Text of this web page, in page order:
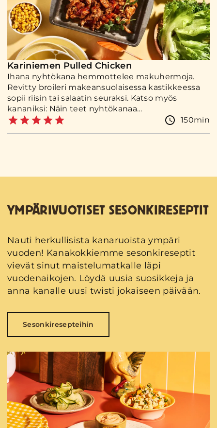
Kariniemen Pulled Chicken
Ihana nyhtökana hemmottelee makuhermoja.
Revitty broileri makeansuolaisessa kastikkeessa
sopii riisin tai salaatin seuraksi. Katso myös
kananiksi: Näin teet nyhtökanaa...
150min
YMPÄRIVUOTISET SESONKIRESEPTIT
Nauti herkullisista kanaruoista ympäri
vuoden! Kanakokkiemme sesonkireseptit
vievät sinut maistelumatkalle läpi
vuodenaikojen. Löydä uusia suosikkeja ja
anna kanalle uusi twisti jokaiseen päivään.
Sesonkiresepteihin